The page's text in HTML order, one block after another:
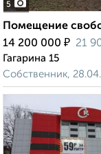
5
Помещение
14 200 000 ₽ 21
Гагарина 15
Собственник,